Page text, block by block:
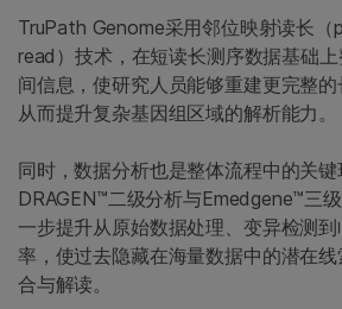
TruPath Genome采用邻位映射读长
read）技术，在短读长测序数据基础
间信息，使研究人员能够重建更完整的
从而提升复杂基因组区域的解析能力。
同时，数据分析也是整体流程中的关
DRAGEN™二级分析与Emedgene™三
一步提升从原始数据处理、变异检测
率，使过去隐藏在海量数据中的潜在
合与解读。